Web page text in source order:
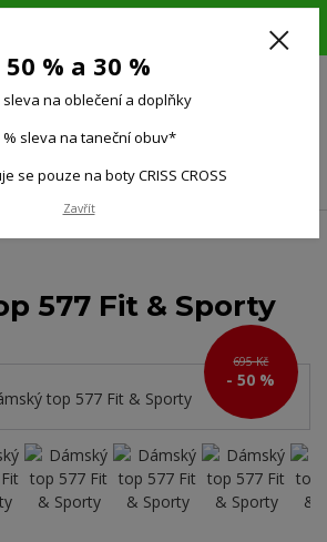
50 % SLEVA na všechno oblečení a doplňky !!!
15.00)
577 Fit & Sporty
695 Kč
- 50 %
50 % a 30 %
sleva na oblečení a doplňky
% sleva na taneční obuv*
se pouze na boty CRISS CROSS
Zavřít